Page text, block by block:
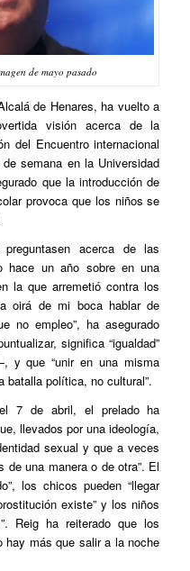
de mayo pasado
de Henares, ha vuelto a
visión acerca de la
del Encuentro internacional
semana en la Universidad
que la introducción de
provoca que los niños se
acerca de las
hace un año sobre en una
la que arremetió contra los
oirá de mi boca hablar de
no empleo”, ha asegurado
significa “igualdad”
y que “unir en una misma
batalla política, no cultural”.
7 de abril, el prelado ha
llevados por una ideología,
sexual y que a veces
de una manera o de otra”. El
los chicos pueden “llegar
existe” y los niños
Reig ha reiterado que los
hay más que salir a la noche